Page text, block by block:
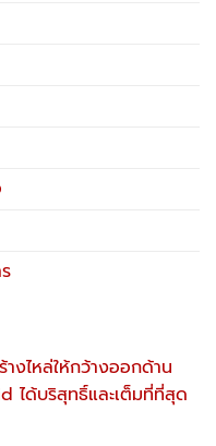
งไหล่ให้กว้างออกด้าน
ได้บริสุทธิ์และเต็มที่ที่สุด